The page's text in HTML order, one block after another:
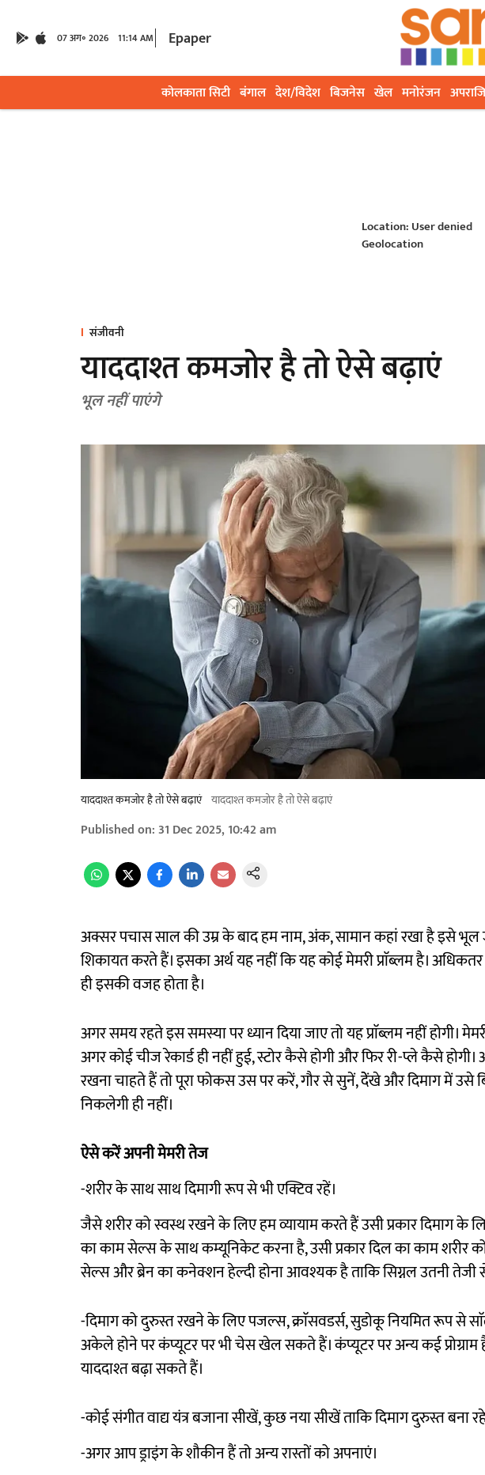
07 अग॰ 2026 11:14 AM Epaper
कोलकाता सिटी बंगाल देश/विदेश बिजनेस खेल मनोरंजन
Location: User denied
Geolocation
संजीवनी
याददाश्त कमजोर है तो ऐसे बढ़ाएं
भूल नहीं पाएंगे
याददाश्त कमजोर है तो ऐसे बढ़ाएं याददाश्त कमजोर है तो ऐसे बढ़ाएं
Published on:31 Dec 2025, 10:42 am
अक्सर पचास साल की उम्र के बाद हम नाम, अंक, सामान कहां रखा है इसे
शिकायत करते हैं। इसका अर्थ यह नहीं कि यह कोई मेमरी प्राॅब्लम है।
ही इसकी वजह होता है।
अगर समय रहते इस समस्या पर ध्यान दिया जाए तो यह प्राॅब्लम नहीं होगी।
अगर कोई चीज रेकार्ड ही नहीं हुई, स्टोर कैसे होगी और फिर री-प्ले कैसे
रखना चाहते हैं तो पूरा फोकस उस पर करें, गौर से सुनें, देेंखे और दिमाग में उसे
निकलेगी ही नहीं।
ऐसे करें अपनी मेमरी तेज
-शरीर के साथ साथ दिमागी रूप से भी एक्टिव रहें।
जैसे शरीर को स्वस्थ रखने के लिए हम व्यायाम करते हैं उसी प्रकार दिमाग के
का काम सेल्स के साथ कम्यूनिकेट करना है, उसी प्रकार दिल का काम शरीर
सेल्स और ब्रेन का कनेक्शन हेल्दी होना आवश्यक है ताकि सिग्नल उतनी तेजी
-दिमाग को दुरुस्त रखने के लिए पजल्स, क्राॅसवडर्स, सुडोकू नियमित रूप से
अकेले होने पर कंप्यूटर पर भी चेस खेल सकते हैं। कंप्यूटर पर अन्य कई
याददाश्त बढ़ा सकते हैं।
-कोई संगीत वाद्य यंत्र बजाना सीखें, कुछ नया सीखें ताकि दिमाग दुरुस्त बना
-अगर आप ड्राइंग के शौकीन हैं तो अन्य रास्तों को अपनाएं।